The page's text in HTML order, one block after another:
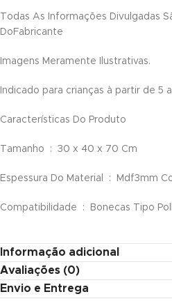
panel
Panel
panel
Todas As Informações Divulgadas
DoFabricante
Imagens Meramente Ilustrativas.
Indicado para crianças à partir de 5
Características Do Produto
Tamanho : 30 x 40 x 70 Cm
Espessura Do Material : Mdf3mm
Compatibilidade : Bonecas Tipo
Informação adicional
Avaliações (0)
Envio e Entrega